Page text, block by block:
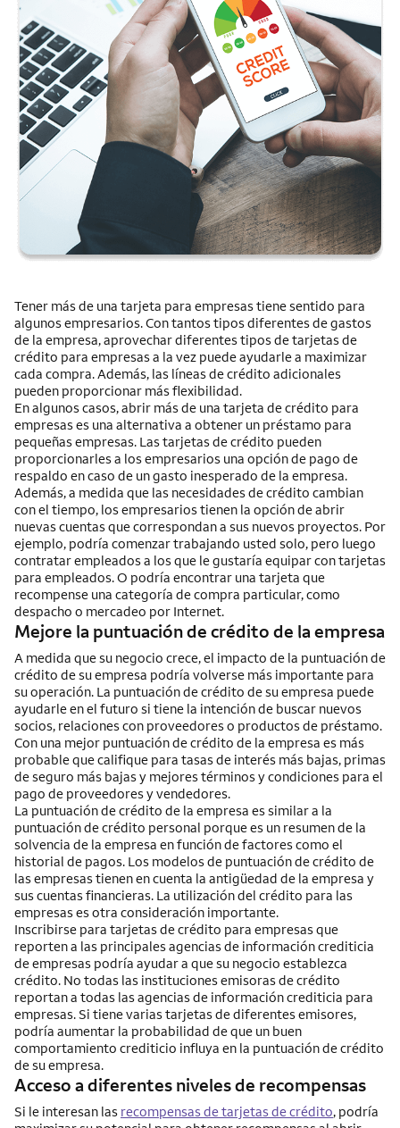
Tener más de una tarjeta para empresas tiene sentido para
algunos empresarios. Con tantos tipos diferentes de gastos
de la empresa, aprovechar diferentes tipos de tarjetas de
crédito para empresas a la vez puede ayudarle a maximizar
cada compra. Además, las líneas de crédito adicionales
pueden proporcionar más flexibilidad.
En algunos casos, abrir más de una tarjeta de crédito para
empresas es una alternativa a obtener un préstamo para
pequeñas empresas. Las tarjetas de crédito pueden
proporcionarles a los empresarios una opción de pago de
respaldo en caso de un gasto inesperado de la empresa.
Además, a medida que las necesidades de crédito cambian
con el tiempo, los empresarios tienen la opción de abrir
nuevas cuentas que correspondan a sus nuevos proyectos. Por
ejemplo, podría comenzar trabajando usted solo, pero luego
contratar empleados a los que le gustaría equipar con tarjetas
para empleados. O podría encontrar una tarjeta que
recompense una categoría de compra particular, como
despacho o mercadeo por Internet.
Mejore la puntuación de crédito de la empresa
A medida que su negocio crece, el impacto de la puntuación de
crédito de su empresa podría volverse más importante para
su operación. La puntuación de crédito de su empresa puede
ayudarle en el futuro si tiene la intención de buscar nuevos
socios, relaciones con proveedores o productos de préstamo.
Con una mejor puntuación de crédito de la empresa es más
probable que califique para tasas de interés más bajas, primas
de seguro más bajas y mejores términos y condiciones para el
pago de proveedores y vendedores.
La puntuación de crédito de la empresa es similar a la
puntuación de crédito personal porque es un resumen de la
solvencia de la empresa en función de factores como el
historial de pagos. Los modelos de puntuación de crédito de
las empresas tienen en cuenta la antigüedad de la empresa y
sus cuentas financieras. La utilización del crédito para las
empresas es otra consideración importante.
Inscribirse para tarjetas de crédito para empresas que
reporten a las principales agencias de información crediticia
de empresas podría ayudar a que su negocio establezca
crédito. No todas las instituciones emisoras de crédito
reportan a todas las agencias de información crediticia para
empresas. Si tiene varias tarjetas de diferentes emisores,
podría aumentar la probabilidad de que un buen
comportamiento crediticio influya en la puntuación de crédito
de su empresa.
Acceso a diferentes niveles de recompensas
Si le interesan las recompensas de tarjetas de crédito, podría